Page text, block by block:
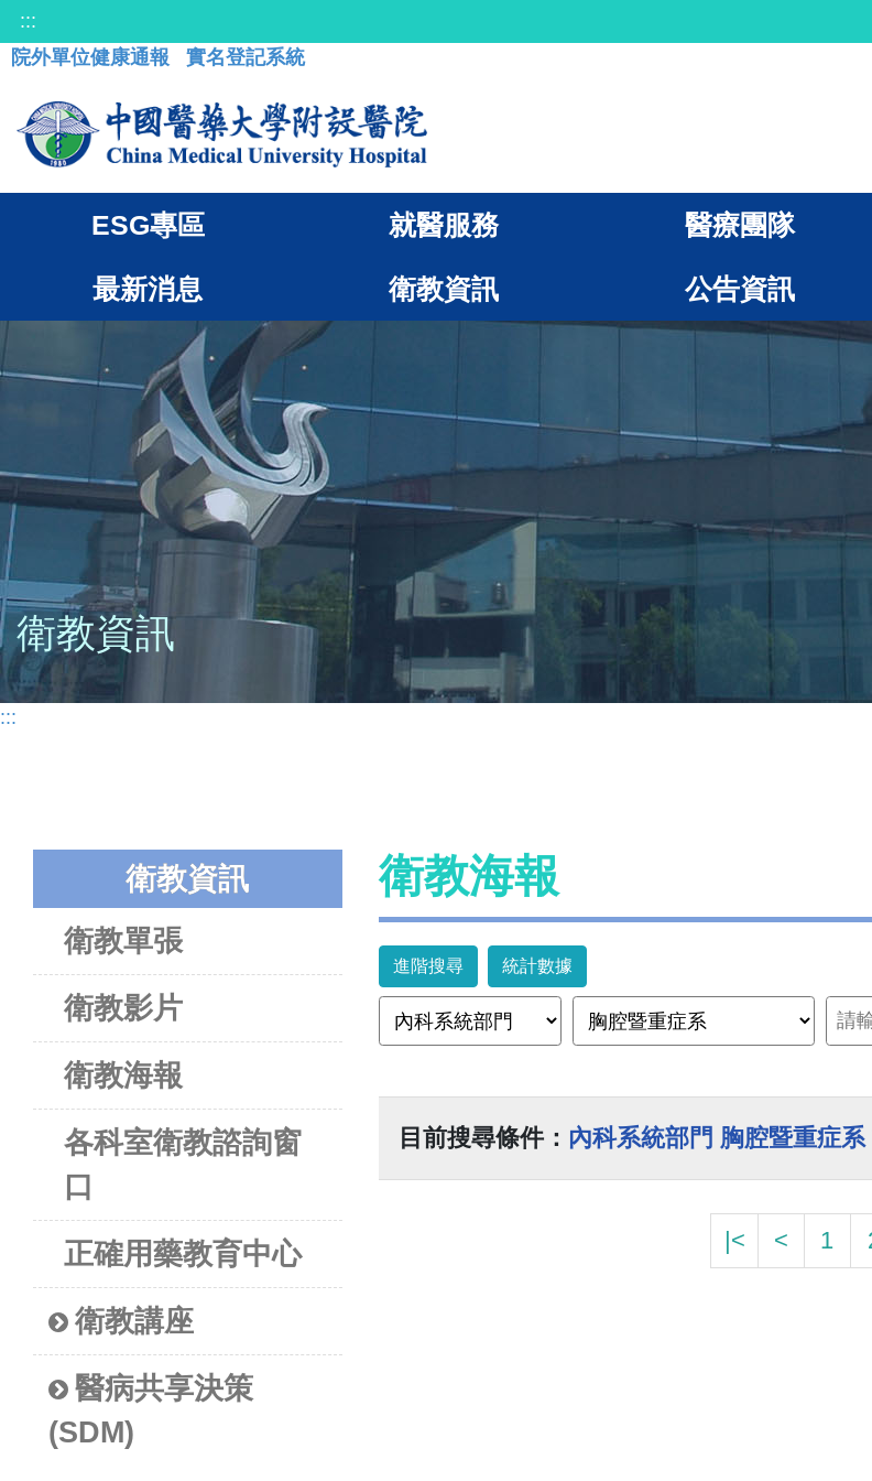
:::
院外單位健康通報
實名登記系統
ESG專區 就醫服務 醫療團隊
最新消息 衛教資訊 公告資訊
衛教資訊
:::
衛教資訊
衛教單張
衛教影片
衛教海報
各科室衛教諮詢窗
口
正確用藥教育中心
衛教講座
醫病共享決策
(SDM)
衛教海報
進階搜尋 統計數據
目前搜尋條件： 內科系統部門 胸腔暨重症
|< < 1